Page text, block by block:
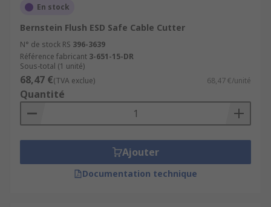
En stock
Bernstein Flush ESD Safe Cable Cutter
N° de stock RS 396-3639
Référence fabricant 3-651-15-DR
Sous-total (1 unité)
68,47 €(TVA exclue) 68,47 €/unité
Quantité
Ajouter
Documentation technique